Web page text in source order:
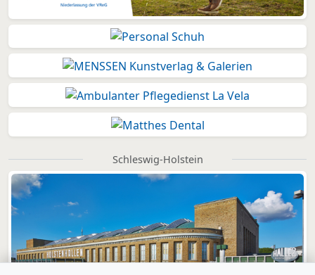
Schleswig-Holstein